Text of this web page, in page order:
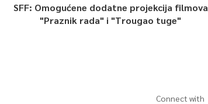
SFF: Omogućene dodatne projekcija filmova
"Praznik rada" i "Trougao tuge"
Connect with